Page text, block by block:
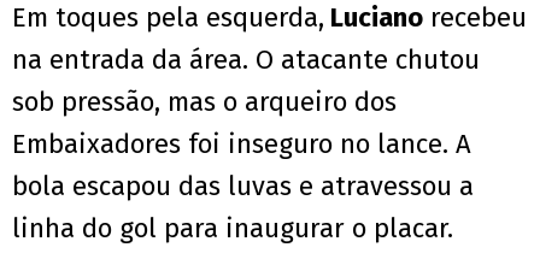
Em toques pela esquerda, Luciano recebeu
na entrada da área. O atacante chutou
sob pressão, mas o arqueiro dos
Embaixadores foi inseguro no lance. A
bola escapou das luvas e atravessou a
linha do gol para inaugurar o placar.